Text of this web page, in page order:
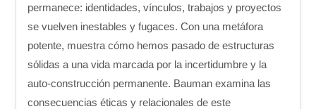
permanece: identidades, vínculos, trabajos y proyectos
se vuelven inestables y fugaces. Con una metáfora
potente, muestra cómo hemos pasado de estructuras
sólidas a una vida marcada por la incertidumbre y la
auto-construcción permanente. Bauman examina las
consecuencias éticas y relacionales de este